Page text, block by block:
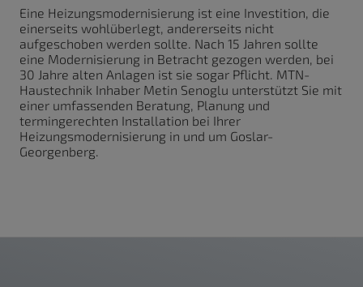
Eine Heizungsmodernisierung ist eine Investition, die
einerseits wohlüberlegt, andererseits nicht
aufgeschoben werden sollte. Nach 15 Jahren sollte
eine Modernisierung in Betracht gezogen werden, bei
30 Jahre alten Anlagen ist sie sogar Pflicht. MTN-
Haustechnik Inhaber Metin Senoglu unterstützt Sie mit
einer umfassenden Beratung, Planung und
termingerechten Installation bei Ihrer
Heizungsmodernisierung in und um Goslar-
Georgenberg.